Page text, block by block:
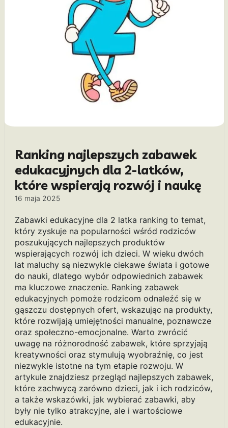
Ranking najlepszych zabawek
edukacyjnych dla 2-latków,
które wspierają rozwój i naukę
16 maja 2025
Zabawki edukacyjne dla 2 latka ranking to temat,
który zyskuje na popularności wśród rodziców
poszukujących najlepszych produktów
wspierających rozwój ich dzieci. W wieku dwóch
lat maluchy są niezwykle ciekawe świata i gotowe
do nauki, dlatego wybór odpowiednich zabawek
ma kluczowe znaczenie. Ranking zabawek
edukacyjnych pomoże rodzicom odnaleźć się w
gąszczu dostępnych ofert, wskazując na produkty,
które rozwijają umiejętności manualne, poznawcze
oraz społeczno-emocjonalne. Warto zwrócić
uwagę na różnorodność zabawek, które sprzyjają
kreatywności oraz stymulują wyobraźnię, co jest
niezwykle istotne na tym etapie rozwoju. W
artykule znajdziesz przegląd najlepszych zabawek,
które zachwycą zarówno dzieci, jak i ich rodziców,
a także wskazówki, jak wybierać zabawki, aby
były nie tylko atrakcyjne, ale i wartościowe
edukacyjnie.